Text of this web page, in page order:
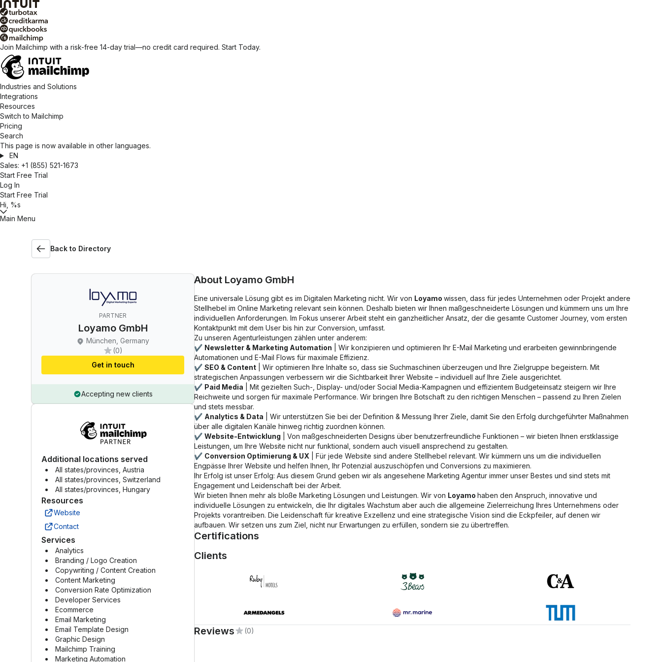
Join Mailchimp with a risk-free 14-day trial—no credit card required. Start Today.
Industries and Solutions
Integrations
Resources
Switch to Mailchimp
Pricing
Search
This page is now available in other languages.
EN
Sales: +1 (855) 521-1673
Start Free Trial
Log In
Start Free Trial
Hi, %s
Main Menu
Back to Directory
PARTNER
Loyamo GmbH
München, Germany
(0)
Get in touch
Accepting new clients
Additional locations served
All states/provinces, Austria
All states/provinces, Switzerland
All states/provinces, Hungary
Resources
Website
Contact
Services
Analytics
Branding / Logo Creation
Copywriting / Content Creation
Content Marketing
Conversion Rate Optimization
Developer Services
Ecommerce
Email Marketing
Email Template Design
Graphic Design
Mailchimp Training
Marketing Automation
About Loyamo GmbH
Eine universale Lösung gibt es im Digitalen Marketing nicht. Wir von Loyamo wissen, dass für jedes Unternehmen oder Projekt andere
Stellhebel im Online Marketing relevant sein können. Deshalb bieten wir Ihnen maßgeschneiderte Lösungen und kümmern uns um Ihre
individuellen Anforderungen. Im Fokus unserer Arbeit steht ein ganzheitlicher Ansatz, der die gesamte Customer Journey, vom ersten
Kontaktpunkt mit dem User bis hin zur Conversion, umfasst.
Zu unseren Agenturleistungen zählen unter anderem:
✔ Newsletter & Marketing Automation | Wir konzipieren und optimieren Ihr E-Mail Marketing und erarbeiten gewinnbringende
Automationen und E-Mail Flows für maximale Effizienz.
✔ SEO & Content | Wir optimieren Ihre Inhalte so, dass sie Suchmaschinen überzeugen und Ihre Zielgruppe begeistern. Mit
strategischen Anpassungen verbessern wir die Sichtbarkeit Ihrer Website – individuell auf Ihre Ziele ausgerichtet.
✔ Paid Media | Mit gezielten Such-, Display- und/oder Social Media-Kampagnen und effizientem Budgeteinsatz steigern wir Ihre
Reichweite und sorgen für maximale Performance. Wir bringen Ihre Botschaft zu den richtigen Menschen – passend zu Ihren Zielen
und stets messbar.
✔ Analytics & Data | Wir unterstützen Sie bei der Definition & Messung Ihrer Ziele, damit Sie den Erfolg durchgeführter Maßnahmen
über alle digitalen Kanäle hinweg richtig zuordnen können.
✔ Website-Entwicklung | Von maßgeschneiderten Designs über benutzer­freundliche Funktionen – wir bieten Ihnen erstklassige
Leistungen, um Ihre Website nicht nur funktional, sondern auch visuell ansprechend zu gestalten.
✔ Conversion Optimierung & UX | Für jede Website sind andere Stellhebel relevant. Wir kümmern uns um die individuellen
Engpässe Ihrer Website und helfen Ihnen, Ihr Potenzial auszuschöpfen und Conversions zu maximieren.
Ihr Erfolg ist unser Erfolg: Aus diesem Grund geben wir als angesehene Marketing Agentur immer unser Bestes und sind stets mit
Engagement und Leidenschaft bei der Arbeit.
Wir bieten Ihnen mehr als bloße Marketing Lösungen und Leistungen. Wir von Loyamo haben den Anspruch, innovative und
individuelle Lösungen zu entwickeln, die Ihr digitales Wachstum aber auch die allgemeine Zielerreichung Ihres Unternehmens oder
Projekts vorantreiben. Die Leidenschaft für kreative Exzellenz und eine strategische Vision sind die Eckpfeiler, auf denen wir
aufbauen. Wir setzen uns zum Ziel, nicht nur Erwartungen zu erfüllen, sondern sie zu übertreffen.
Certifications
Mailchimp Foundations
Clients
Reviews (0)